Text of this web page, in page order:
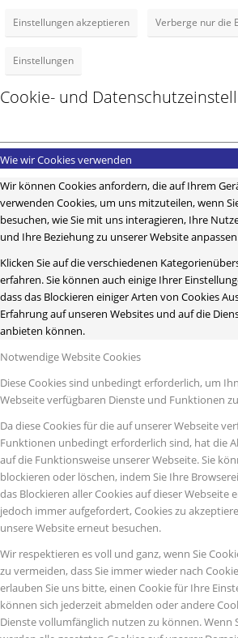
Einstellungen akzeptieren Verberge nur die
Einstellungen
Cookie- und
Wie wir Cookies verwenden
Wir können Cookies anfordern, die auf Ihrem
verwenden Cookies, um uns mitzuteilen, wenn
besuchen, wie Sie mit uns interagieren, Ihre
und Ihre Beziehung zu unserer Website
Klicken Sie auf die verschiedenen
erfahren. Sie können auch einige Ihrer
dass das Blockieren einiger Arten von Cookies
Erfahrung auf unseren Websites und auf die
anbieten können.
Notwendige Website Cookies
Diese Cookies sind unbedingt erforderlich, um
Webseite verfügbaren Dienste und Funktionen
Da diese Cookies für die auf unserer Webseite
Funktionen unbedingt erforderlich sind, hat die
auf die Funktionsweise unserer Webseite. Sie
blockieren oder löschen, indem Sie Ihre
das Blockieren aller Cookies auf dieser Webseite
jedoch immer aufgefordert, Cookies zu
unsere Website erneut besuchen.
Wir respektieren es voll und ganz, wenn Sie
zu vermeiden, dass Sie immer wieder nach
erlauben Sie uns bitte, einen Cookie für Ihre
können sich jederzeit abmelden oder andere
Dienste vollumfänglich nutzen zu können. Wenn